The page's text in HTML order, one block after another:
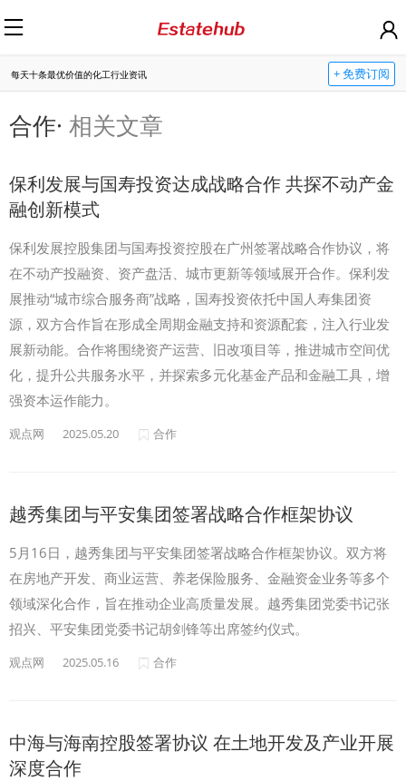
每天十条最优价值的化工行业资讯 + 免费订阅
合作· 相关文章
保利发展与国寿投资达成战略合作 共探不动产金
融创新模式
保利发展控股集团与国寿投资控股在广州签署战略合作协议，将
在不动产投融资、资产盘活、城市更新等领域展开合作。保利发
展推动“城市综合服务商”战略，国寿投资依托中国人寿集团资
源，双方合作旨在形成全周期金融支持和资源配套，注入行业发
展新动能。合作将围绕资产运营、旧改项目等，推进城市空间优
化，提升公共服务水平，并探索多元化基金产品和金融工具，增
强资本运作能力。
观点网 2025.05.20 合作
越秀集团与平安集团签署战略合作框架协议
5月16日，越秀集团与平安集团签署战略合作框架协议。双方将
在房地产开发、商业运营、养老保险服务、金融资金业务等多个
领域深化合作，旨在推动企业高质量发展。越秀集团党委书记张
招兴、平安集团党委书记胡剑锋等出席签约仪式。
观点网 2025.05.16 合作
中海与海南控股签署协议 在土地开发及产业开展
深度合作